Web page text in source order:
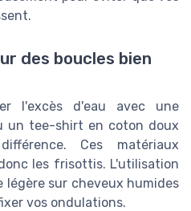
des boucles bien
l'excès d'eau avec une
un tee-shirt en coton doux
Ces matériaux
les frisottis. L'utilisation
légère sur cheveux humides
vos ondulations.